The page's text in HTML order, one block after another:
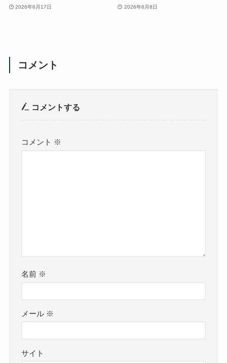
2026年6月17日 2026年6月8日
コメント
コメントする
コメント ※
名前 ※
メール ※
サイト